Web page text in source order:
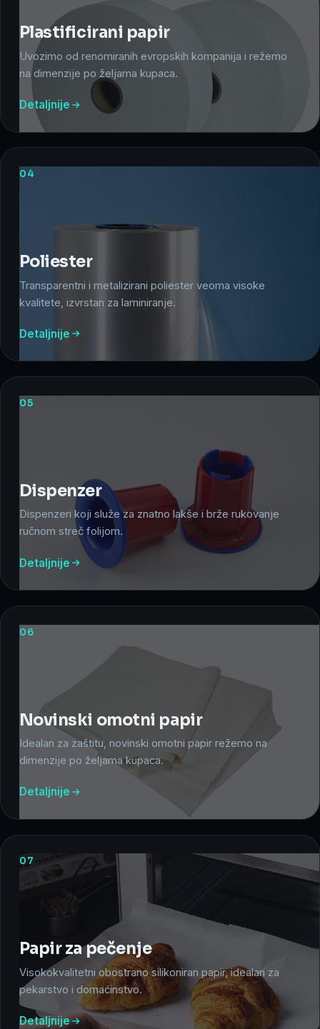
Plastificirani papir
Uvozimo od renomiranih evropskih kompanija i režemo
na dimenzije po željama kupaca.
Detaljnije
04
Poliester
Transparentni i metalizirani poliester veoma visoke
kvalitete, izvrstan za laminiranje.
Detaljnije
05
Dispenzer
Dispenzeri koji služe za znatno lakše i brže rukovanje
ručnom streč folijom.
Detaljnije
06
Novinski omotni papir
Idealan za zaštitu, novinski omotni papir režemo na
dimenzije po željama kupaca.
Detaljnije
07
Papir za pečenje
Visokokvalitetni obostrano silikoniran papir, idealan za
pekarstvo i domaćinstvo.
Detaljnije